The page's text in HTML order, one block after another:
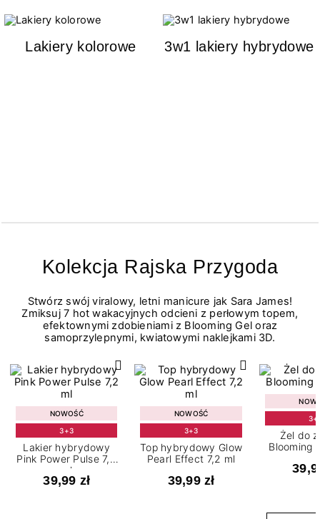
Lakiery kolorowe 3w1 lakiery hybrydowe
Kolekcja Rajska Przygoda
Stwórz swój viralowy, letni manicure jak Sara James!
Zmiksuj 7 hot wakacyjnych odcieni z perłowym topem,
efektownymi zdobieniami z Blooming Gel oraz
samoprzylepnymi, kwiatowymi naklejkami 3D.
NOWOŚĆ
3+3
Lakier hybrydowy
Pink Power Pulse 7,2
ml
39,99 zł
NOWOŚĆ
3+3
Top hybrydowy Glow
Pearl Effect 7,2 ml
39,99 zł
Żel do
Blooming